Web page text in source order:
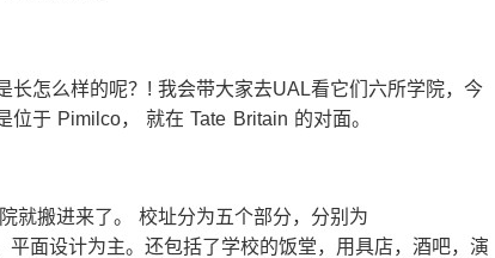
怎么样的呢？! 我会带大家去UAL看它们六所学院，今
位于 Pimilco， 就在 Tate Britain 的对面。
就搬进来了。 校址分为五个部分，分别为
面设计为主。还包括了学校的饭堂，用具店，酒吧，演